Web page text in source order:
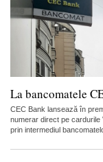
La bancomatele
CEC Bank lansează în
numerar direct pe cardurile
prin intermediul